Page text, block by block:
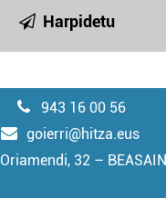
Harpidetu
943 16 00 56
goierri@hitza.eus
Oriamendi, 32 – BEASAIN